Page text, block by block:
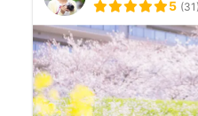
5 (31)